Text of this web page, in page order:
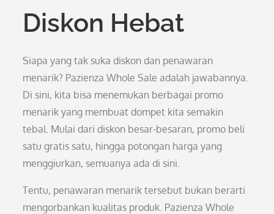
Diskon Hebat
Siapa yang tak suka diskon dan penawaran
menarik? Pazienza Whole Sale adalah jawabannya.
Di sini, kita bisa menemukan berbagai promo
menarik yang membuat dompet kita semakin
tebal. Mulai dari diskon besar-besaran, promo beli
satu gratis satu, hingga potongan harga yang
menggiurkan, semuanya ada di sini.
Tentu, penawaran menarik tersebut bukan berarti
mengorbankan kualitas produk. Pazienza Whole